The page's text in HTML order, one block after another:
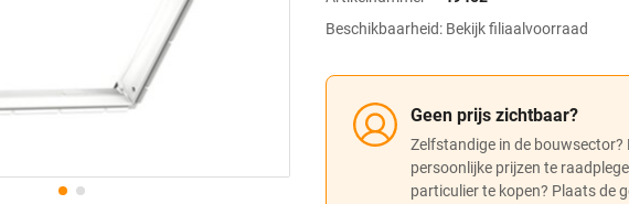
Beschikbaarheid: Bekijk filiaalvoorraad
Geen prijs zichtbaar?
Zelfstandige in de bouwsector?
persoonlijke prijzen te
particulier te kopen? Plaats de